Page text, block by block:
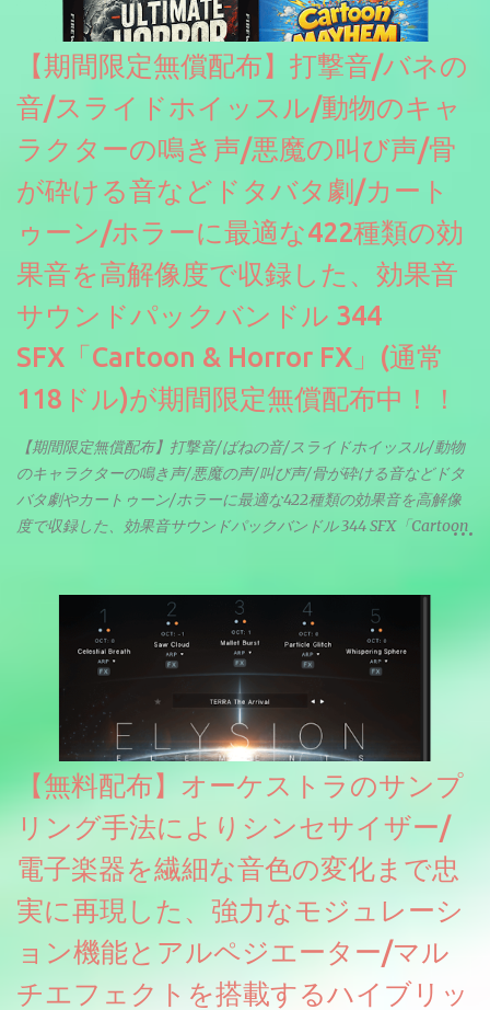
【期間限定無償配布】打撃音/バネの
音/スライドホイッスル/動物のキャ
ラクターの鳴き声/悪魔の叫び声/骨
が砕ける音などドタバタ劇/カート
ゥーン/ホラーに最適な422種類の効
果音を高解像度で収録した、効果音
サウンドパックバンドル 344
SFX「Cartoon & Horror FX」(通常
118ドル)が期間限定無償配布中！！
【期間限定無償配布】打撃音/ばねの音/スライドホイッスル/動物
のキャラクターの鳴き声/悪魔の声/叫び声/骨が砕ける音などドタ
バタ劇やカートゥーン/ホラーに最適な422種類の効果音を高解像
度で収録した、効果音サウンドパックバンドル 344 SFX「Cartoon
【無料配布】オーケストラのサンプ
リング手法によりシンセサイザー/
電子楽器を繊細な音色の変化まで忠
実に再現した、強力なモジュレーシ
ョン機能とアルペジエーター/マル
チエフェクトを搭載するハイブリッ